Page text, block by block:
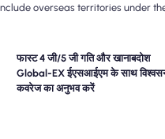
overseas territories under
फास्ट 4 जी/5 जी गति और खानाबदोश
Global-EX ईएसआईएम के साथ
कवरेज का अनुभव करें
यात्रा eSIM के साथ ब्लेज़िंग-फास्ट
विशिष्ट नेटवर्क उपलब्धता और गति के लिए
क्योंकि कवरेज दिन के स्थान और समय से